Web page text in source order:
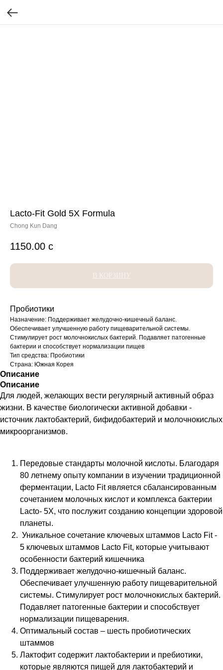
Lacto-Fit Gold 5X Formula
Chong Kun Dang
1150.00 с
В КОРЗИНУ
Пробиотики
Назначение: Поддерживает желудочно-кишечный баланс.
Обеспечивает улучшенную работу пищеварительной системы.
Стимулирует рост молочнокислых бактерий. Подавляет патогенные
бактерии и способствует нормализации пищев
Тип средства: Пробиотики
Страна: Южная Корея
Описание
Описание
Для людей, желающих вести регулярный активный образ
жизни. В качестве биологически активной добавки -
источник лактобактерий, бифидобактерий и молочнокислых
микроорганизмов.
Передовые стандарты молочной кислоты. Благодаря
80 летнему опыту компании в изучении традиционной
ферментации, Lacto Fit является сбалансированным
сочетанием молочных кислот и комплекса бактерии
Lacto- 5X, что послужит созданию концепции здоровой
планеты.
Уникальное сочетание ключевых штаммов Lacto Fit -
5 ключевых штаммов Lacto Fit, которые учитывают
особенности бактерий кишечника
Поддерживает желудочно-кишечный баланс.
Обеспечивает улучшенную работу пищеварительной
системы. Стимулирует рост молочнокислых бактерий.
Подавляет патогенные бактерии и способствует
нормализации пищеварения.
Оптимальный состав – шесть пробиотических
штаммов
Лактофит содержит лактобактерии и пребиотики,
которые являются пищей для лактобактерий и